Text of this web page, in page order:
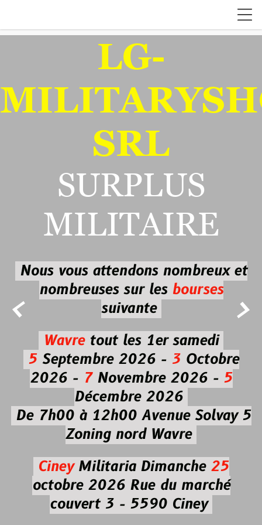
 
LG-
SRL
SURPLUS
MILITAIRE
Nous vous attendons nombreux et
nombreuses sur les bourses
suivante
Wavretout les 1er samedi
5Septembre 2026 - 3Octobre
2026 -7Novembre 2026 - 5
Décembre 2026
De 7h00 à 12h00 Avenue Solvay 5
Zoning nord Wavre
CineyMilitaria Dimanche 25
octobre 2026Rue du marché
couvert 3 - 5590 Ciney